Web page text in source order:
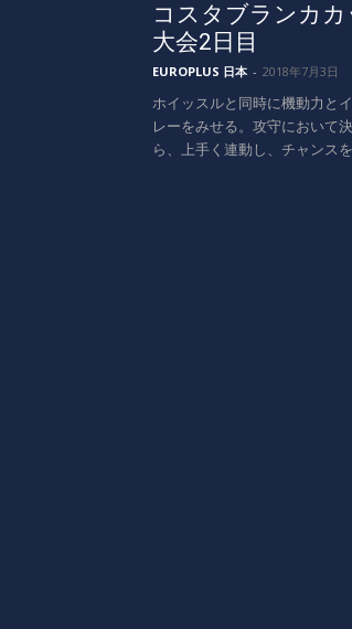
コスタブランカ
大会2日目
EUROPLUS 日本 - 2018年7月3日
ホイッスルと同時に機動力と
レーをみせる。攻守において
ら、上手く連動し、チャンスを